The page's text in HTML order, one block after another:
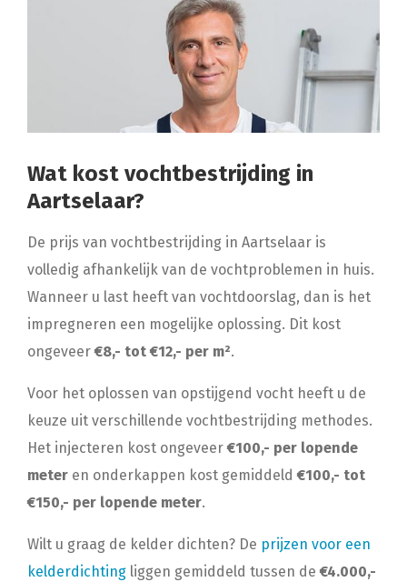
Wat kost vochtbestrijding in
Aartselaar?
De prijs van vochtbestrijding in Aartselaar is
volledig afhankelijk van de vochtproblemen in huis.
Wanneer u last heeft van vochtdoorslag, dan is het
impregneren een mogelijke oplossing. Dit kost
ongeveer€8,- tot €12,- per m².
Voor het oplossen van opstijgend vocht heeft u de
keuze uit verschillende vochtbestrijding methodes.
Het injecteren kost ongeveer€100,- per lopende
meter en onderkappen kost gemiddeld€100,- tot
€150,- per lopende meter.
Wilt u graag de kelder dichten? De prijzen voor een
kelderdichting liggen gemiddeld tussen de€4.000,-